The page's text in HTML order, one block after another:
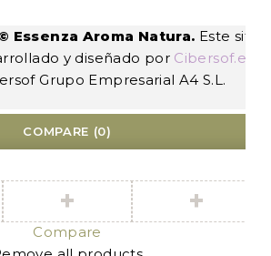
Essenza Aroma Natura. Este sitio
y diseñado por Cibersof.es
Grupo Empresarial A4 S.L.
COMPARE (0)
Compare